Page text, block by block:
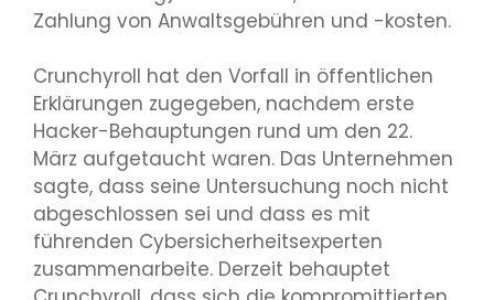
Zahlung von Anwaltsgebühren und -kosten.
Crunchyroll hat den Vorfall in öffentlichen
Erklärungen zugegeben, nachdem erste
Hacker-Behauptungen rund um den 22.
März aufgetaucht waren. Das Unternehmen
sagte, dass seine Untersuchung noch nicht
abgeschlossen sei und dass es mit
führenden Cybersicherheitsexperten
zusammenarbeite. Derzeit behauptet